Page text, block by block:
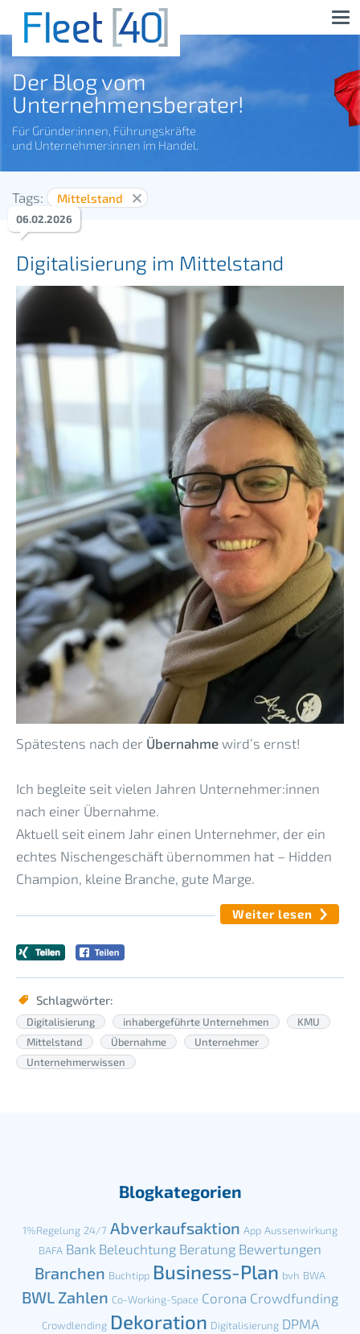
Der Blog vom
Unternehmensberater!
Für Gründer:innen, Führungskräfte
und Unternehmer:innen im Handel.
Tags: Mittelstand
Digitalisierung im Mittelstand
Spätestens nach der Übernahme wird’s ernst!
Ich begleite seit vielen Jahren Unternehmer:innen
nach einer Übernahme.
Aktuell seit einem Jahr einen Unternehmer, der ein
echtes Nischengeschäft übernommen hat – Hidden
Champion, kleine Branche, gute Marge.
Weiter lesen
06.02.2026
Schlagwörter:
Digitalisierung inhabergeführte Unternehmen
KMU
Mittelstand
Übernahme
Unternehmer
Unternehmerwissen
Blogkategorien
1%Regelung 24/7 Abverkaufsaktion App Aussenwirkung
BAFA Bank Beleuchtung Beratung Bewertungen
Branchen Buchtipp Business-Plan bvh BWA
BWL Zahlen Co-Working-Space Corona Crowdfunding
Crowdlending Dekoration Digitalisierung DPMA